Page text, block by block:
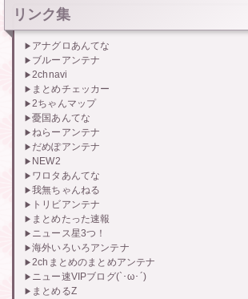
リンク集
アナグロあんてな
ブルーアンテナ
2chnavi
まとめチェッカー
2ちゃんマップ
憂国あんてな
ねらーアンテナ
だめぽアンテナ
NEW2
ワロタあんてな
我無ちゃんねる
トリビアンテナ
まとめたった速報
ニュース星3つ！
海外いろいろアンテナ
2chまとめのまとめアンテナ
ニュー速VIPブログ(`･ω･´)
まとめるZ